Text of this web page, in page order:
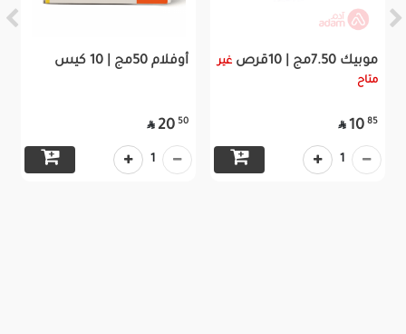
موبيك 7.50مج | 10قرص
غير
متاح
85
10

1
أوفلام 50مج | 10 كيس
50
20

1